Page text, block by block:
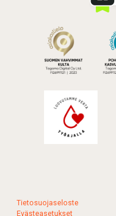
Tietosuojaseloste
Evästeasetukset